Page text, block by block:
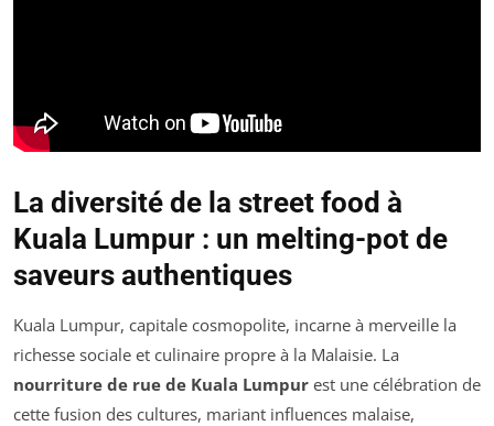
La diversité de la street food à
Kuala Lumpur : un melting-pot de
saveurs authentiques
Kuala Lumpur, capitale cosmopolite, incarne à merveille la
richesse sociale et culinaire propre à la Malaisie. La
nourriture de rue de Kuala Lumpur est une célébration de
cette fusion des cultures, mariant influences malaise,